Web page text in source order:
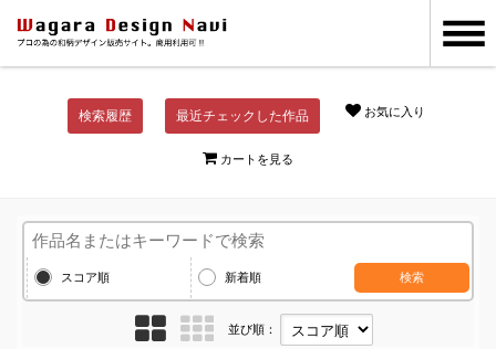
検索履歴 最近チェックした作品 お気に入り
カートを見る
スコア順 新着順 検索
並び順：